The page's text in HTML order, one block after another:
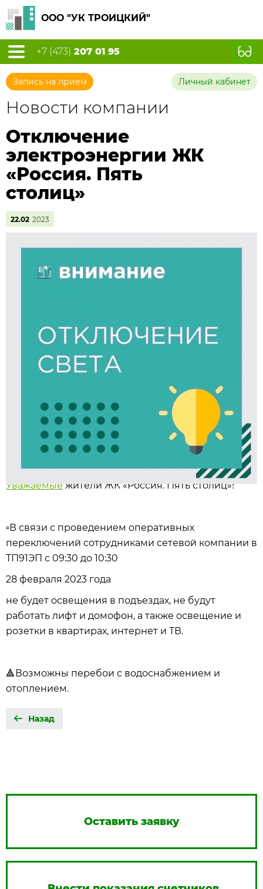
ООО "УК ТРОИЦКИЙ"
+7 (473) 207 01 95
Запись на прием Личный кабинет
Новости компании
Отключение
электроэнергии ЖК
«Россия. Пять
столиц»
22.02 2023
Уважаемыежители ЖК «Россия. Пять столиц»!
▫️В связи с проведением оперативных
переключений сотрудниками сетевой компании в
ТП91ЭП с 09:30 до 10:30
28 февраля 2023 года
не будет освещения в подъездах, не будут
работать лифт и домофон, а также освещение и
розетки в квартирах, интернет и ТВ.
🔺Возможны перебои с водоснабжением и
отоплением.
Назад
Оставить заявку